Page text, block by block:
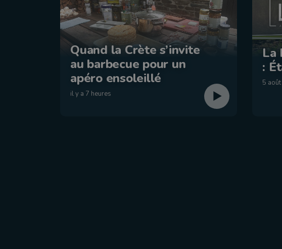
Quand la Crète s’invite
au barbecue pour un
apéro ensoleillé
il y a 7 heures
La
:
5